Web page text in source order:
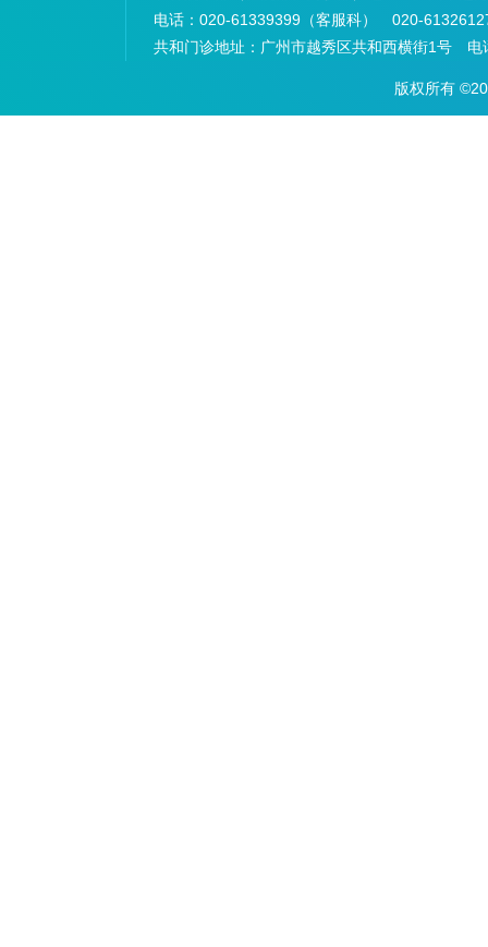
电话： 020-61339399（客服科） 020-
共和门诊地址： 广州市越秀区共和西横街1号 电
版权所有